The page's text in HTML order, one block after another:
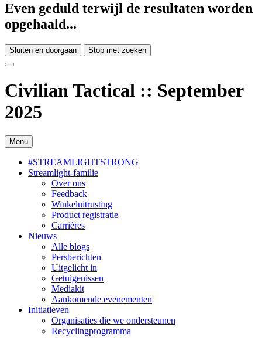
Even geduld terwijl de resultaten worden
opgehaald...
Sluiten en doorgaan Stop met zoeken
Civilian Tactical :: September
2025
Menu
#STREAMLIGHTSTRONG
Streamlight-familie
Over ons
Feedback
Winkeluitrusting
Product registratie
Carrières
Nieuws
Alle blogs
Persberichten
Uitgelicht in
Getuigenissen
Mediakit
Aankomende evenementen
Initiatieven
Organisaties die we ondersteunen
Recyclingprogramma